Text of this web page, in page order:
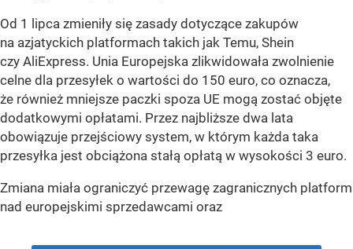
Od 1 lipca zmieniły się zasady dotyczące zakupów
na azjatyckich platformach takich jak Temu, Shein
czy AliExpress. Unia Europejska zlikwidowała zwolnienie
celne dla przesyłek o wartości do 150 euro, co oznacza,
że również mniejsze paczki spoza UE mogą zostać objęte
dodatkowymi opłatami. Przez najbliższe dwa lata
obowiązuje przejściowy system, w którym każda taka
przesyłka jest obciążona stałą opłatą w wysokości 3 euro.
Zmiana miała ograniczyć przewagę zagranicznych platform
nad europejskimi sprzedawcami oraz